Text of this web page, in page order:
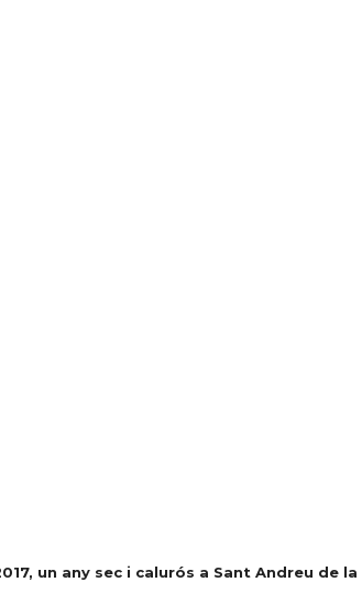
un any sec i calurós a Sant Andreu de la